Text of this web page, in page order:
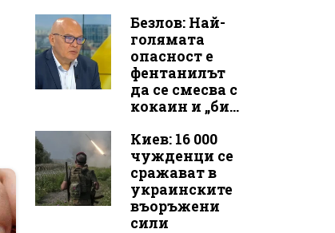
Безлов: Най-
голямата
опасност е
фентанилът
да се смесва с
кокаин и „би...
Киев: 16 000
чужденци се
сражават в
украинските
въоръжени
сили